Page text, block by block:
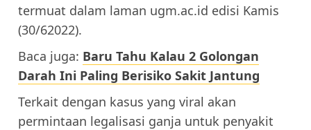
termuat dalam laman ugm.ac.id edisi Kamis
(30/62022).
Baca juga: Baru Tahu Kalau 2 Golongan
Darah Ini Paling Berisiko Sakit Jantung
Terkait dengan kasus yang viral akan
permintaan legalisasi ganja untuk penyakit